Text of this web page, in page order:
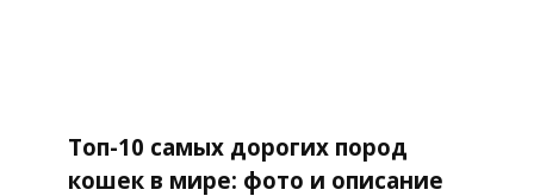
Топ-10 самых дорогих пород
кошек в мире: фото и описание